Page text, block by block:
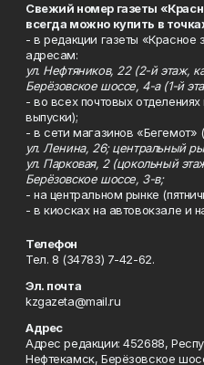
Свежий номер газеты
всегда можно купить в
- в редакции газеты «Красное
адресам:
ул. Нефтяников, 22 (2-й этаж,
Берёзовское шоссе, 4-а (1-й
- во всех почтовых
выпуски);
- в сети магазинов «Бегемот»
ул. Ленина, 26; центральный
ул. Парковая, 2 (цокольный
Берёзовское шоссе, 3-в;
- на центральном рынке
- в киосках на автовокзале и
Телефон
Тел. 8 (34783) 7-42-62.
Эл. почта
kzgazeta@mail.ru
Адрес
Адрес редакции: 452688,
Нефтекамск, Берёзовское